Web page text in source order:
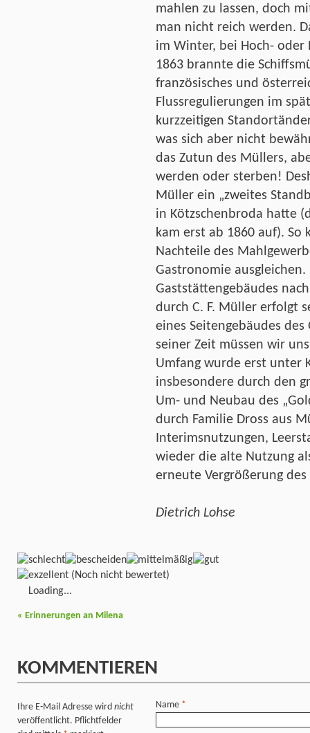
mahlen zu lassen, doch
man nicht reich werden.
im Winter, bei Hoch- oder
1863 brannte die
französisches und
Flussregulierungen im
kurzzeitigen
was sich aber nicht
das Zutun des Müllers,
werden oder sterben!
Müller ein „zweites
in Kötzschenbroda hatte
kam erst ab 1860 auf).
Nachteile des
Gastronomie
Gaststättengebäudes
durch C. F. Müller erfolgt
eines Seitengebäudes
seiner Zeit müssen wir
Umfang wurde erst unter
insbesondere durch den
Um- und Neubau des
durch Familie Dross aus
Interimsnutzungen,
wieder die alte Nutzung
erneute Vergrößerung
Dietrich Lohse
(Noch nicht bewertet)
Loading...
« Erinnerungen an Milena
KOMMENTIEREN
Ihre E-Mail Adresse wird nicht
veröffentlicht. Pflichtfelder
Name *